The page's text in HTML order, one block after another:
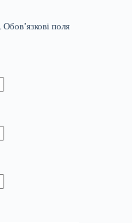
Обов’язкові поля